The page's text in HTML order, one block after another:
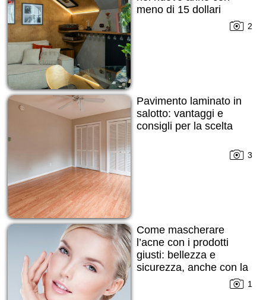
meno di 15 dollari
2
Pavimento laminato in
salotto: vantaggi e
consigli per la scelta
3
Come mascherare
l’acne con i prodotti
giusti: bellezza e
sicurezza, anche con la
1